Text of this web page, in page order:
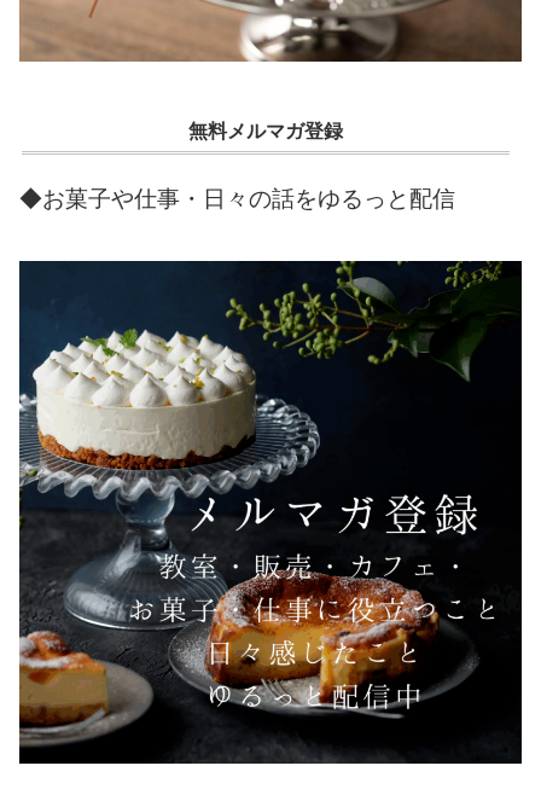
無料メルマガ登録
◆お菓子や仕事・日々の話をゆるっと配信